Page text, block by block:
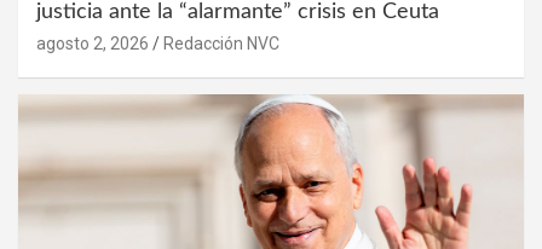
justicia ante la “alarmante” crisis en Ceuta
agosto 2, 2026 Redacción NVC